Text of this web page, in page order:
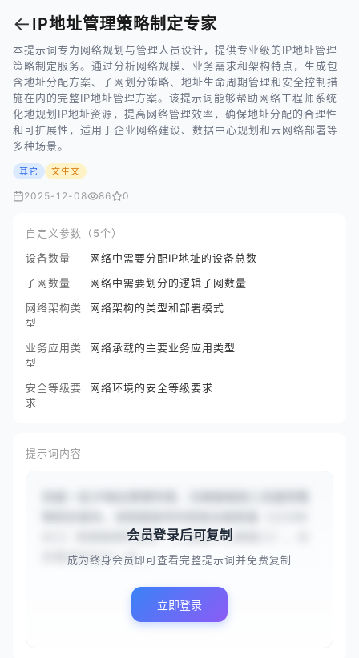
← IP地址管理策略制定专家
本提示词专为网络规划与管理人员设计，提供专业级的IP地址管理
策略制定服务。通过分析网络规模、业务需求和架构特点，生成包
含地址分配方案、子网划分策略、地址生命周期管理和安全控制措
施在内的完整IP地址管理方案。该提示词能够帮助网络工程师系统
化地规划IP地址资源，提高网络管理效率，确保地址分配的合理性
和可扩展性，适用于企业网络建设、数据中心规划和云网络部署等
多种场景。
其它 文生文
2025-12-08 86 0
自定义参数（5个）
设备数量
网络中需要分配IP地址的设备总数
子网数量
网络中需要划分的逻辑子网数量
网络架构类
型
网络架构的类型和部署模式
业务应用类
型
网络承载的主要业务应用类型
安全等级要
求
网络环境的安全等级要求
提示词内容
0}}）和网络架构类型（{{数据中心网络}}），分
析需求并设计一份...
会员登录后可复制
成为终身会员即可查看完整提示词并免费复制
立即登录